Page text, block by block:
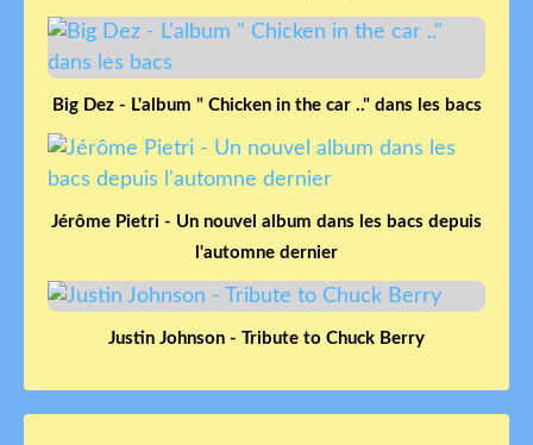
Big Dez - L'album " Chicken in the car .." dans les bacs
Jérôme Pietri - Un nouvel album dans les bacs depuis
l'automne dernier
Justin Johnson - Tribute to Chuck Berry